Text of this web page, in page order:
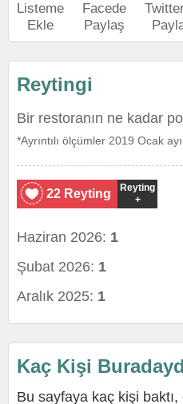
Listeme
Ekle
Facede
Paylaş
Reytingi
Bir restoranın ne kadar
*Ayrıntılı ölçümler 2019 Ocak ayı
22 Reyting
Reyting
+
Haziran 2026: 1
Şubat 2026: 1
Aralık 2025: 1
Kaç Kişi
Bu sayfaya kaç kişi baktı,